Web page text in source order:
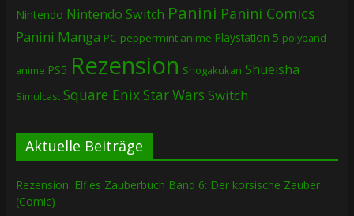
Nintendo Nintendo Switch Panini Panini Comics
Panini Manga PC peppermint anime Playstation 5 polyband
anime PS5 Rezension Shogakukan Shueisha
Simulcast Square EnixStar Wars Switch
Aktuelle Beiträge
Rezension: Elfies Zauberbuch Band 6: Der korsische Zauber
(Comic)